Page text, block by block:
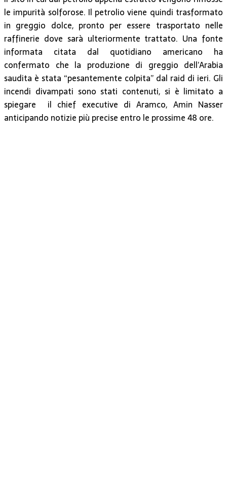
le impurità solforose. Il petrolio viene quindi trasformato
in greggio dolce, pronto per essere trasportato nelle
raffinerie dove sarà ulteriormente trattato. Una fonte
informata citata dal quotidiano americano ha
confermato che la produzione di greggio dell’Arabia
saudita è stata “pesantemente colpita” dal raid di ieri. Gli
incendi divampati sono stati contenuti, si è limitato a
spiegare il chief executive di Aramco, Amin Nasser
anticipando notizie più precise entro le prossime 48 ore.